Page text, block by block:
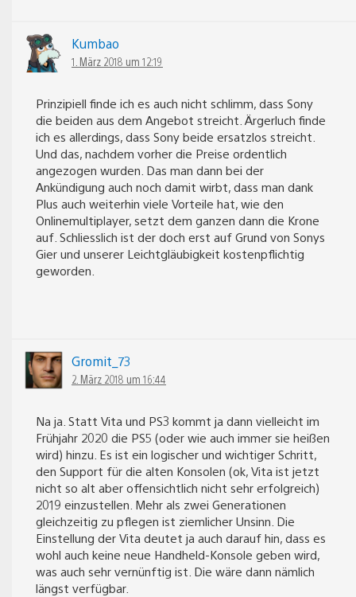
Kumbao
1. März 2018 um 12:19
Prinzipiell finde ich es auch nicht schlimm, dass Sony
die beiden aus dem Angebot streicht. Ärgerluch finde
ich es allerdings, dass Sony beide ersatzlos streicht.
Und das, nachdem vorher die Preise ordentlich
angezogen wurden. Das man dann bei der
Ankündigung auch noch damit wirbt, dass man dank
Plus auch weiterhin viele Vorteile hat, wie den
Onlinemultiplayer, setzt dem ganzen dann die Krone
auf. Schliesslich ist der doch erst auf Grund von Sonys
Gier und unserer Leichtgläubigkeit kostenpflichtig
geworden.
Gromit_73
2. März 2018 um 16:44
Na ja. Statt Vita und PS3 kommt ja dann vielleicht im
Frühjahr 2020 die PS5 (oder wie auch immer sie heißen
wird) hinzu. Es ist ein logischer und wichtiger Schritt,
den Support für die alten Konsolen (ok, Vita ist jetzt
nicht so alt aber offensichtlich nicht sehr erfolgreich)
2019 einzustellen. Mehr als zwei Generationen
gleichzeitig zu pflegen ist ziemlicher Unsinn. Die
Einstellung der Vita deutet ja auch darauf hin, dass es
wohl auch keine neue Handheld-Konsole geben wird,
was auch sehr vernünftig ist. Die wäre dann nämlich
längst verfügbar.